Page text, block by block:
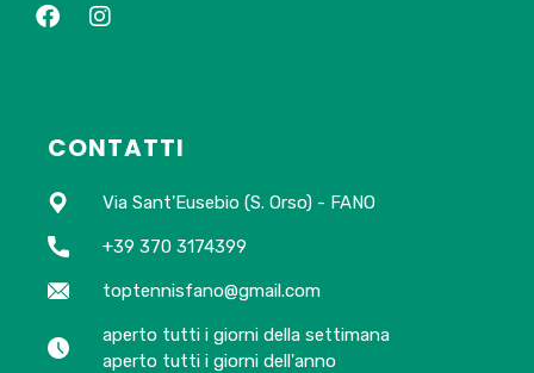
CONTATTI
Via Sant'Eusebio (S. Orso) - FANO
+39 370 3174399
toptennisfano@gmail.com
aperto tutti i giorni della settimana
aperto tutti i giorni dell'anno